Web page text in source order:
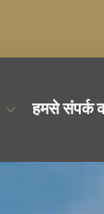
हमसे संपर्क